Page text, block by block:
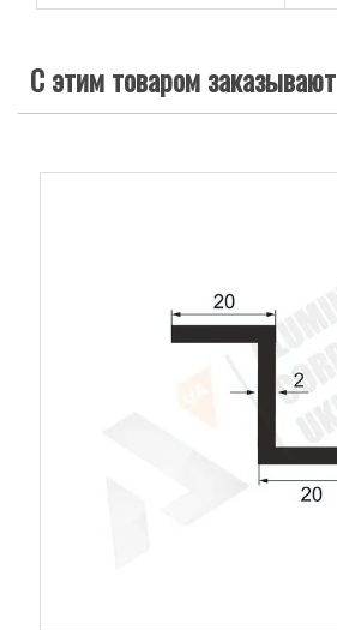
С этим товаром заказывают